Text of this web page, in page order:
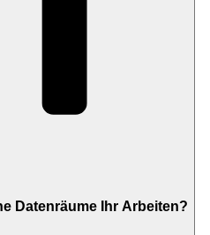
Datenräume Ihr Arbeiten?